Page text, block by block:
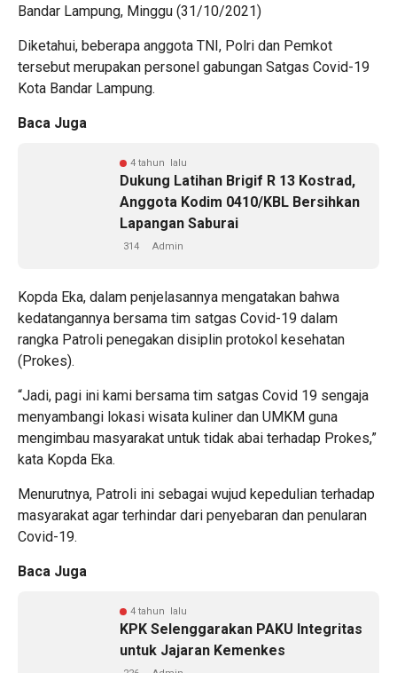
Bandar Lampung, Minggu (31/10/2021)
Diketahui, beberapa anggota TNI, Polri dan Pemkot
tersebut merupakan personel gabungan Satgas Covid-19
Kota Bandar Lampung.
Baca Juga
4 tahun lalu
Dukung Latihan Brigif R 13 Kostrad,
Anggota Kodim 0410/KBL Bersihkan
Lapangan Saburai
314 Admin
Kopda Eka, dalam penjelasannya mengatakan bahwa
kedatangannya bersama tim satgas Covid-19 dalam
rangka Patroli penegakan disiplin protokol kesehatan
(Prokes).
“Jadi, pagi ini kami bersama tim satgas Covid 19 sengaja
menyambangi lokasi wisata kuliner dan UMKM guna
mengimbau masyarakat untuk tidak abai terhadap Prokes,”
kata Kopda Eka.
Menurutnya, Patroli ini sebagai wujud kepedulian terhadap
masyarakat agar terhindar dari penyebaran dan penularan
Covid-19.
Baca Juga
4 tahun lalu
KPK Selenggarakan PAKU Integritas
untuk Jajaran Kemenkes